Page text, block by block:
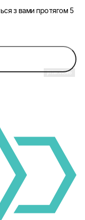
з вами протягом 5